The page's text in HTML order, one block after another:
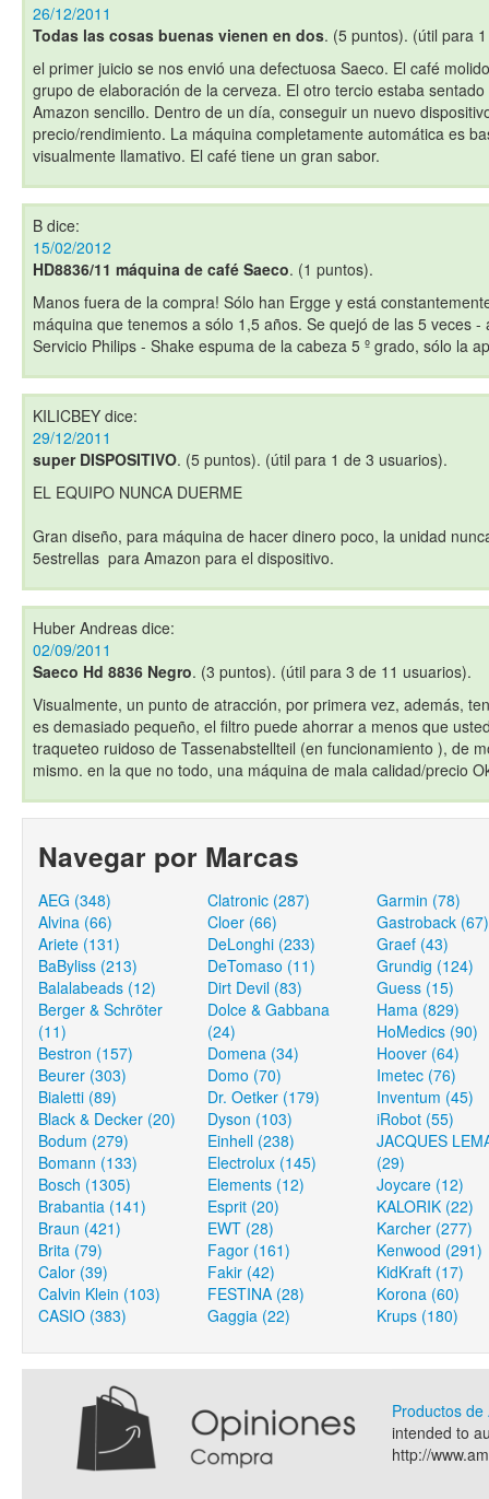
26/12/2011
Todas las cosas buenas vienen en dos. (5 puntos). (útil para
el primer juicio se nos envió una defectuosa Saeco. El café
grupo de elaboración de la cerveza. El otro tercio estaba
Amazon sencillo. Dentro de un día, conseguir un nuevo
precio/rendimiento. La máquina completamente automática es
visualmente llamativo. El café tiene un gran sabor.
B dice:
15/02/2012
HD8836/11 máquina de café Saeco. (1 puntos).
Manos fuera de la compra! Sólo han Ergge y está
máquina que tenemos a sólo 1,5 años. Se quejó de las 5 veces
Servicio Philips - Shake espuma de la cabeza 5 º grado, sólo la
KILICBEY dice:
29/12/2011
super DISPOSITIVO. (5 puntos). (útil para 1 de 3 usuarios).
EL EQUIPO NUNCA DUERME
Gran diseño, para máquina de hacer dinero poco, la unidad
5estrellas para Amazon para el dispositivo.
Huber Andreas dice:
02/09/2011
Saeco Hd 8836 Negro. (3 puntos). (útil para 3 de 11 usuarios).
Visualmente, un punto de atracción, por primera vez, además,
es demasiado pequeño, el filtro puede ahorrar a menos que
traqueteo ruidoso de Tassenabstellteil (en funcionamiento ), de
mismo. en la que no todo, una máquina de mala calidad/precio
Navegar por Marcas
AEG (348)
Alvina (66)
Ariete (131)
BaByliss (213)
Balalabeads (12)
Berger & Schröter
(11)
Bestron (157)
Beurer (303)
Bialetti (89)
Black & Decker (20)
Bodum (279)
Bomann (133)
Bosch (1305)
Brabantia (141)
Braun (421)
Brita (79)
Calor (39)
Calvin Klein (103)
CASIO (383)
Clatronic (287)
Cloer (66)
DeLonghi (233)
DeTomaso (11)
Dirt Devil (83)
Dolce & Gabbana
(24)
Domena (34)
Domo (70)
Dr. Oetker (179)
Dyson (103)
Einhell (238)
Electrolux (145)
Elements (12)
Esprit (20)
EWT (28)
Fagor (161)
Fakir (42)
FESTINA (28)
Gaggia (22)
Garmin (78)
Gastroback (67)
Graef (43)
Grundig (124)
Guess (15)
Hama (829)
HoMedics (90)
Hoover (64)
Imetec (76)
Inventum (45)
iRobot (55)
JACQUES
(29)
Joycare (12)
KALORIK (22)
Karcher (277)
Kenwood (291)
KidKraft (17)
Korona (60)
Krups (180)
Productos
intended to
http://